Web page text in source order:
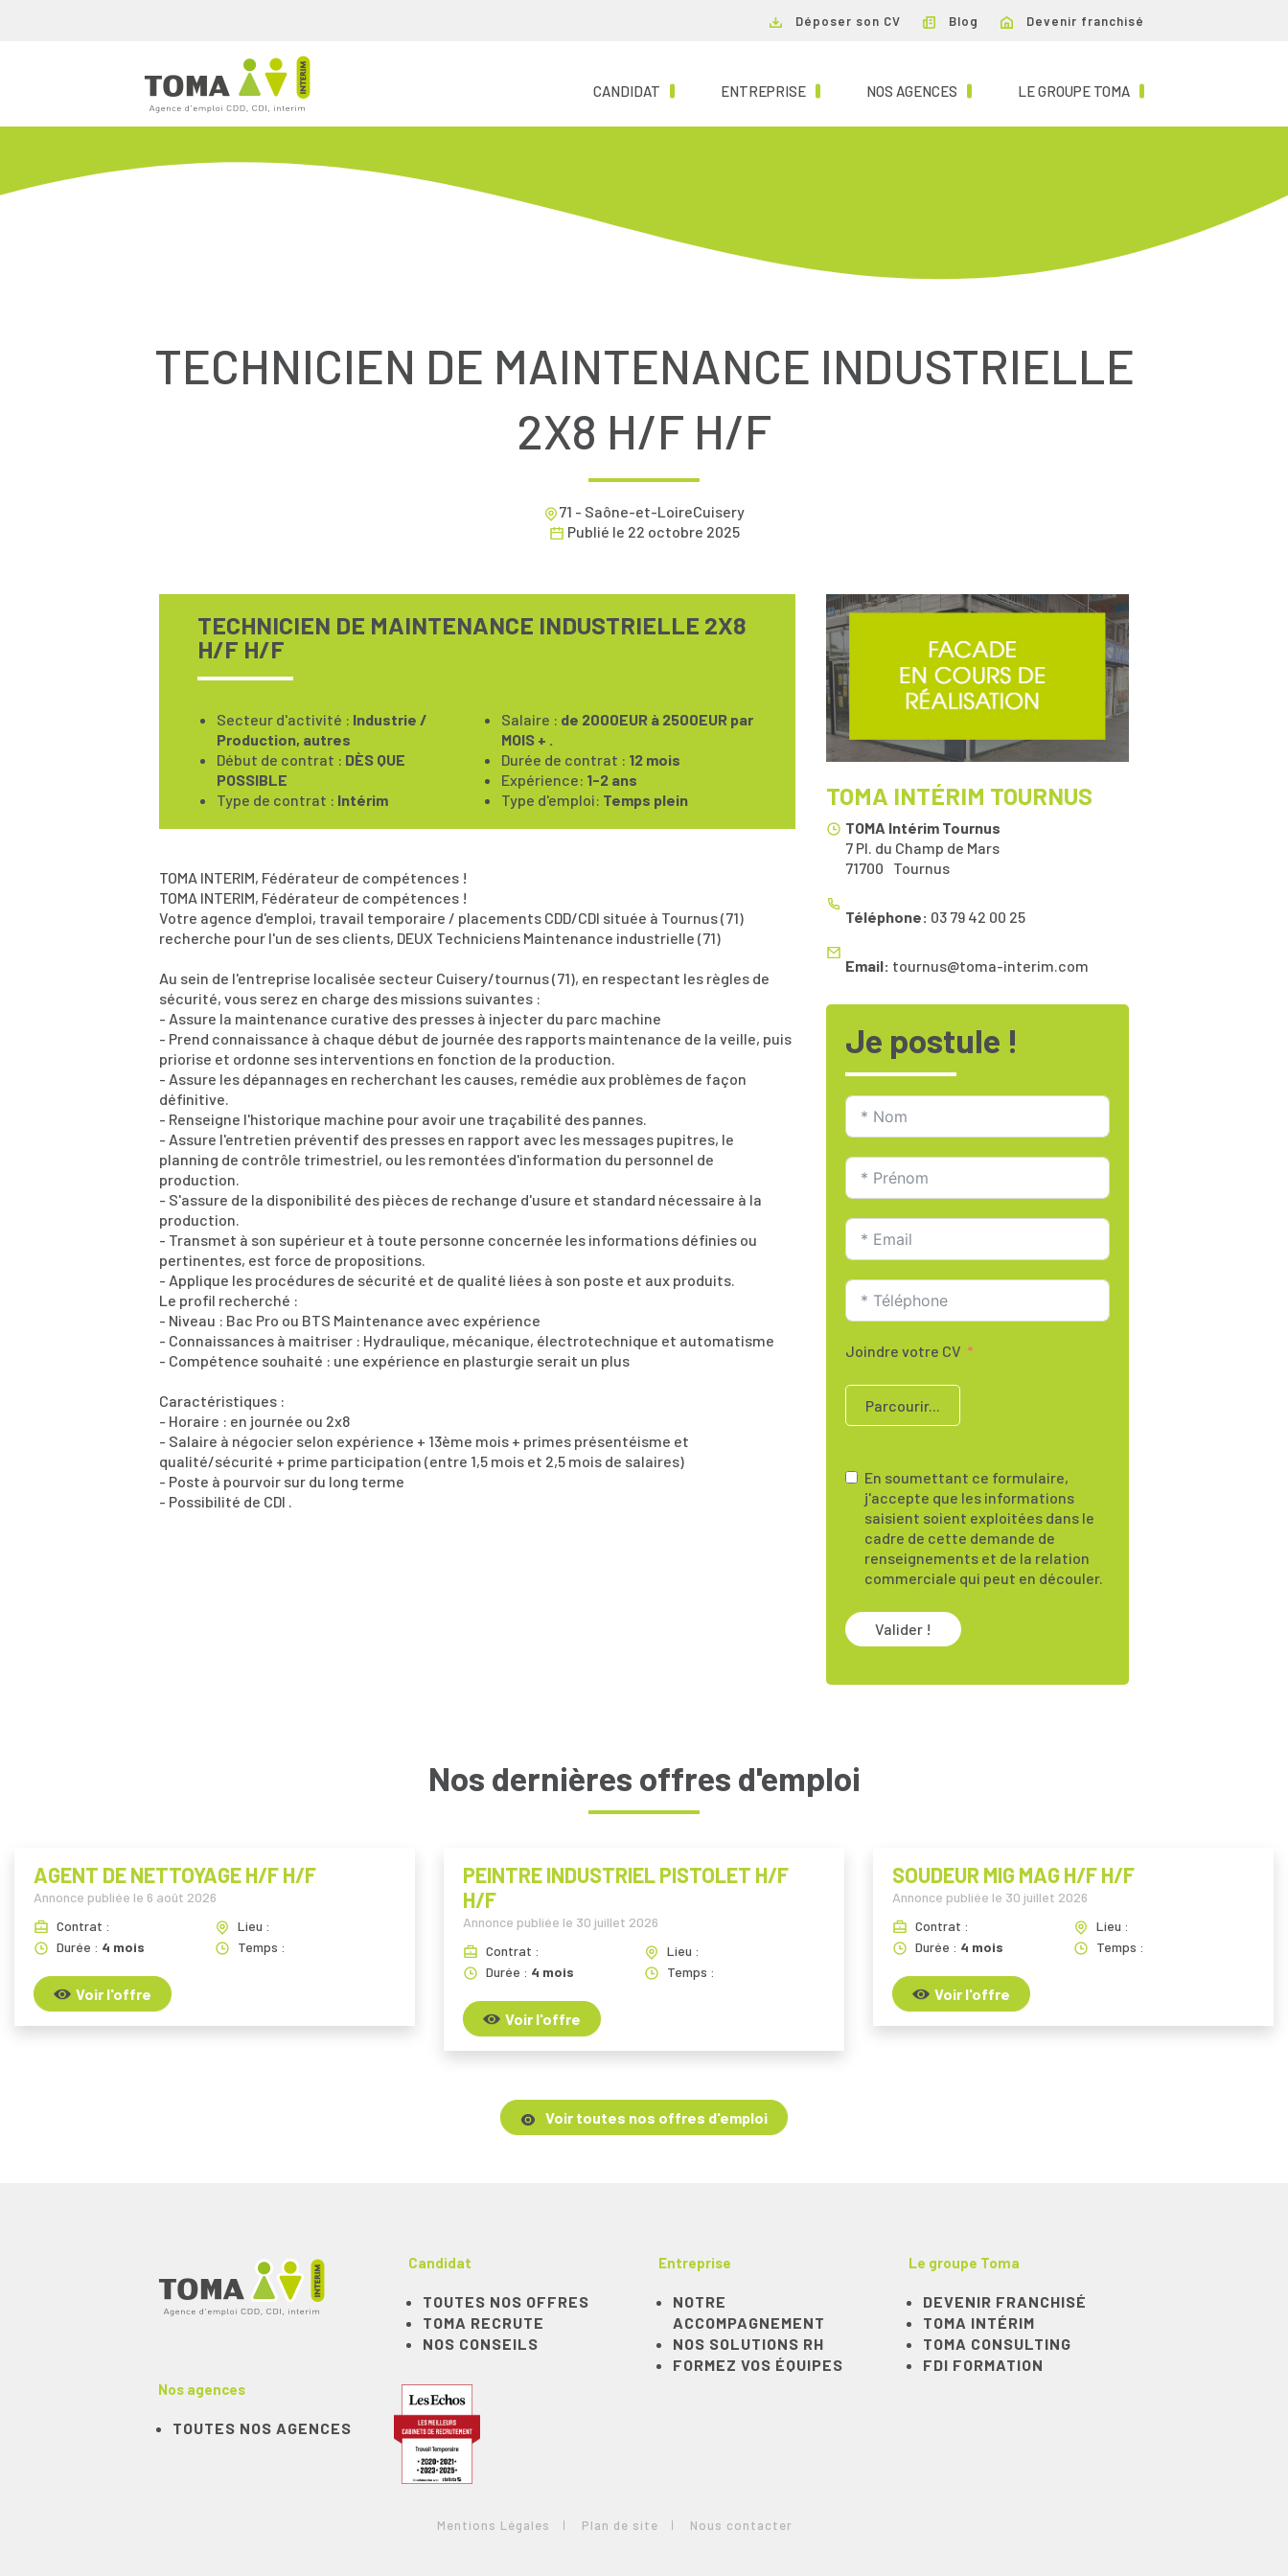
Déposer son CV Blog Devenir franchisé
CANDIDAT (CURRENT)ENTREPRISE(CURRENT)NOS AGENCES (CURRENT)LE GROUPE TOMA (CURRENT)
TECHNICIEN DE MAINTENANCE INDUSTRIELLE
2X8 H/F H/F
71 - Saône-et-LoireCuisery
Publié le 22 octobre 2025
TECHNICIEN DE MAINTENANCE INDUSTRIELLE 2X8
H/F H/F
Secteur d'activité : Industrie /
Production, autres
Début de contrat : DÈS QUE
POSSIBLE
Type de contrat : Intérim
Salaire : de 2000EUR à 2500EUR par
MOIS + .
Durée de contrat : 12 mois
Expérience: 1-2 ans
Type d'emploi: Temps plein
TOMA INTERIM, Fédérateur de compétences !
TOMA INTERIM, Fédérateur de compétences !
Votre agence d'emploi, travail temporaire / placements CDD/CDI située à Tournus (71)
recherche pour l'un de ses clients, DEUX Techniciens Maintenance industrielle (71)
Au sein de l'entreprise localisée secteur Cuisery/tournus (71), en respectant les règles de
sécurité, vous serez en charge des missions suivantes :
- Assure la maintenance curative des presses à injecter du parc machine
- Prend connaissance à chaque début de journée des rapports maintenance de la veille, puis
priorise et ordonne ses interventions en fonction de la production.
- Assure les dépannages en recherchant les causes, remédie aux problèmes de façon
définitive.
- Renseigne l'historique machine pour avoir une traçabilité des pannes.
- Assure l'entretien préventif des presses en rapport avec les messages pupitres, le
planning de contrôle trimestriel, ou les remontées d'information du personnel de
production.
- S'assure de la disponibilité des pièces de rechange d'usure et standard nécessaire à la
production.
- Transmet à son supérieur et à toute personne concernée les informations définies ou
pertinentes, est force de propositions.
- Applique les procédures de sécurité et de qualité liées à son poste et aux produits.
Le profil recherché :
- Niveau : Bac Pro ou BTS Maintenance avec expérience
- Connaissances à maitriser : Hydraulique, mécanique, électrotechnique et automatisme
- Compétence souhaité : une expérience en plasturgie serait un plus
Caractéristiques :
- Horaire : en journée ou 2x8
- Salaire à négocier selon expérience + 13ème mois + primes présentéisme et
qualité/sécurité + prime participation (entre 1,5 mois et 2,5 mois de salaires)
- Poste à pourvoir sur du long terme
- Possibilité de CDI .
TOMA INTÉRIM TOURNUS
TOMA Intérim Tournus
7 Pl. du Champ de Mars
Tournus
71700
Téléphone: 03 79 42 00 25
Email: tournus@toma-interim.com
Je postule !
Joindre votre CV
Parcourir...
En soumettant ce formulaire,
j'accepte que les informations
saisient soient exploitées dans le
cadre de cette demande de
renseignements et de la relation
commerciale qui peut en découler.
Valider !
Nos dernières offres d'emploi
AGENT DE NETTOYAGE H/F H/F
Annonce publiée le 6 août 2026
Contrat :
Lieu :
Durée : 4 mois Temps :
Voir l'offre
PEINTRE INDUSTRIEL PISTOLET H/F
H/F
Annonce publiée le 30 juillet 2026
Contrat :
Lieu :
Durée : 4 mois Temps :
Voir l'offre
SOUDEUR MIG MAG H/F H/F
Annonce publiée le 30 juillet 2026
Contrat :
Lieu :
Durée : 4 mois Temps :
Voir l'offre
Voir toutes nos offres d'emploi
Nos agences
TOUTES NOS AGENCES
Candidat
TOUTES NOS OFFRES
TOMA RECRUTE
NOS CONSEILS
Entreprise
NOTRE
ACCOMPAGNEMENT
NOS SOLUTIONS RH
FORMEZ VOS ÉQUIPES
Le groupe Toma
DEVENIR FRANCHISÉ
TOMA INTÉRIM
TOMA CONSULTING
FDI FORMATION
Mentions Légales Plan de site Nous contacter